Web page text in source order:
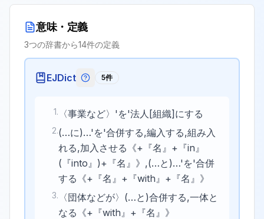
意味・定義
3つの辞書から14件の定義
EJDict EJDictの記号説明
5件
1. 〈事業など〉'を'法人[組織]にする
2.(…に)…'を'合併する,編入する,組み入
れる,加入させる《+『名』+『in』
(『into』)+『名』》,(…と)…'を'合併
する《+『名』+『with』+『名』》
3.
〈団体などが〉(…と)合併する,一体と
なる《+『with』+『名』》